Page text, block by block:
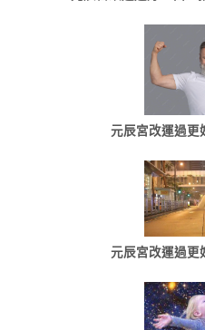
元辰宮改運過更
元辰宮改運過更